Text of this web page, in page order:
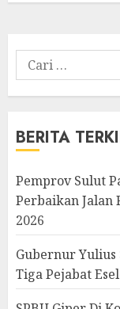
Cari
untuk:
BERITA
Pemprov Sulut
Perbaikan Jalan
2026
Gubernur
Tiga Pejabat